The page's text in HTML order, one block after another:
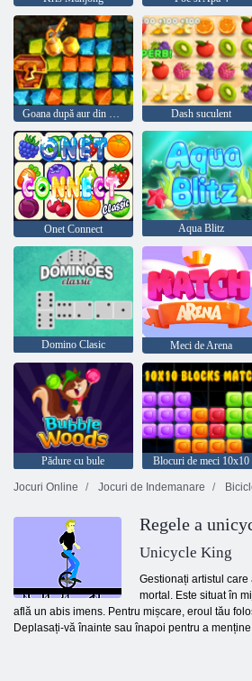
Dash suculent
Onet Connect Aqua Blitz
Domino Clasic Meci de Arena
Pădure cu bule Blocuri de meci 10x10
Jocuri Online
Jocuri de Indemanare
Regele a
Unicycle King
Gestionați artistul
mortal. Este situat în
află un abis imens. Pentru mișcare, eroul tău
Deplasați-vă înainte sau înapoi pentru a